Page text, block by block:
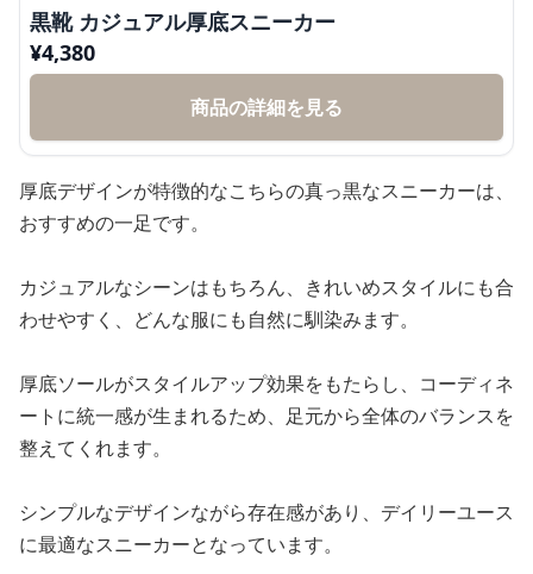
黒靴 カジュアル厚底スニーカー
¥4,380
商品の詳細を見る
厚底デザインが特徴的なこちらの真っ黒なスニーカーは、
おすすめの一足です。
カジュアルなシーンはもちろん、きれいめスタイルにも合
わせやすく、どんな服にも自然に馴染みます。
厚底ソールがスタイルアップ効果をもたらし、コーディネ
ートに統一感が生まれるため、足元から全体のバランスを
整えてくれます。
シンプルなデザインながら存在感があり、デイリーユース
に最適なスニーカーとなっています。